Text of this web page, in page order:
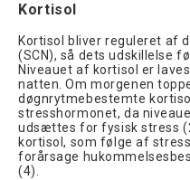
Kortisol
Kortisol bliver reguleret af
(SCN), så dets udskillelse
Niveauet af kortisol er
natten. Om morgenen
døgnrytmebestemte
stresshormonet, da
udsættes for fysisk stress
kortisol, som følge af
forårsage
(4).